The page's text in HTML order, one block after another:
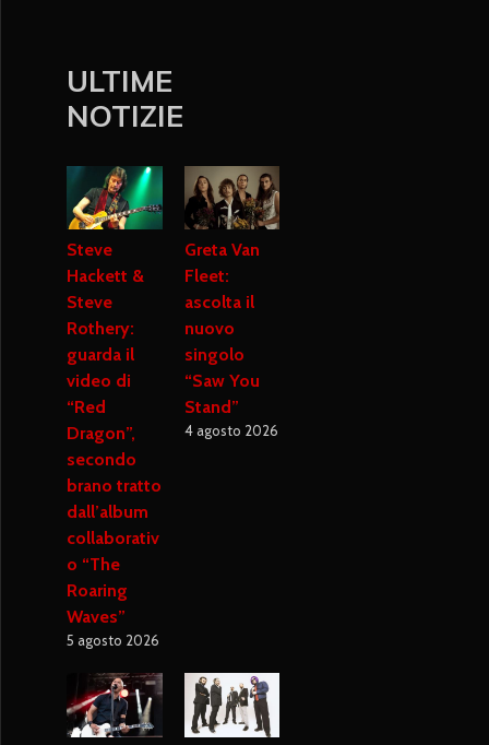
ULTIME
NOTIZIE
Steve
Hackett &
Steve
Rothery:
guarda il
video di
“Red
Dragon”,
secondo
brano tratto
dall’album
collaborativ
o “The
Roaring
Waves”
5 agosto 2026
Greta Van
Fleet:
ascolta il
nuovo
singolo
“Saw You
Stand”
4 agosto 2026